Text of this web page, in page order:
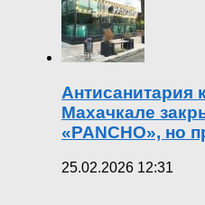
Антисанитария
Махачкале
«PANCHO», но
25.02.2026 12:31